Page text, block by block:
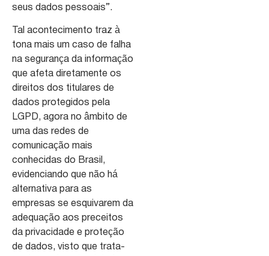
seus dados pessoais”.
Tal acontecimento traz à
tona mais um caso de falha
na segurança da informação
que afeta diretamente os
direitos dos titulares de
dados protegidos pela
LGPD, agora no âmbito de
uma das redes de
comunicação mais
conhecidas do Brasil,
evidenciando que não há
alternativa para as
empresas se esquivarem da
adequação aos preceitos
da privacidade e proteção
de dados, visto que trata-